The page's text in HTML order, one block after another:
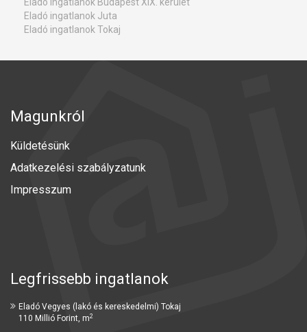
Eladó ingatlanok Budapest XIX. kerület
Eladó ingatlanok Juta
Eladó ingatlanok Tokaj
Magunkról
Küldetésünk
Adatkezelési szabályzatunk
Impresszum
Legfrissebb ingatlanok
Eladó Vegyes (lakó és kereskedelmi) Tokaj
110 Millió Forint, m2